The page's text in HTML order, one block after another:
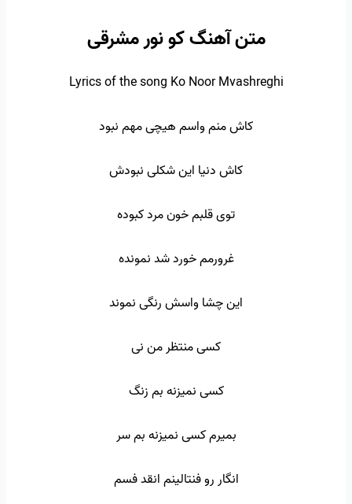
متن آهنگ کو نور مشرقی
Lyrics of the song Ko Noor Mvashreghi
کاش منم واسم هیچی مهم نبود
کاش دنیا این شکلی نبودش
توی قلبم خون مرد کبوده
غرورمم خورد شد نمونده
این چشا واسش رنگی نموند
کسی منتظر من نی
کسی نمیزنه بم زنگ
بمیرم کسی نمیزنه بم سر
انگار رو فنتالینم انقد فسم